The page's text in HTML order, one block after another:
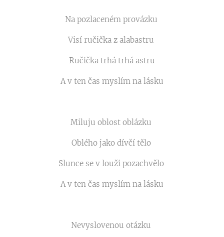
Na pozlaceném provázku
Visí ručička z alabastru
Ručička trhá trhá astru
A v ten čas myslím na lásku
Miluju oblost oblázku
Oblého jako dívčí tělo
Slunce se v louži pozachvělo
A v ten čas myslím na lásku
Nevyslovenou otázku